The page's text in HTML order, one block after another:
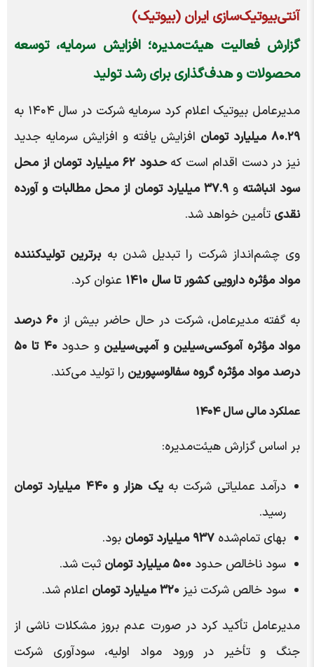
آنتی‌بیوتیک‌سازی ایران (بیوتیک)
گزارش فعالیت هیئت‌مدیره؛ افزایش سرمایه، توسعه
محصولات و هدف‌گذاری برای رشد تولید
مدیرعامل بیوتیک اعلام کرد سرمایه شرکت در سال ۱۴۰۴ به
۸۰.۲۹ میلیارد تومان
افزایش یافته و افزایش سرمایه جدید
نیز در دست اقدام است که
حدود ۶۲ میلیارد تومان از محل
سود انباشته و
۳۷.۹ میلیارد تومان از محل مطالبات و آورده
نقدی تأمین خواهد شد.
وی چشم‌انداز شرکت را تبدیل شدن بهبرترین تولیدکننده
مواد مؤثره دارویی کشور تا سال ۱۴۱۰
عنوان کرد.
به گفته مدیرعامل، شرکت در حال حاضر بیش از
۶۰ درصد
مواد مؤثره آموکسی‌سیلین و آمپی‌سیلین و حدود
۴۰ تا ۵۰
درصد مواد مؤثره گروه سفالوسپورین را تولید می‌کند.
عملکرد مالی سال ۱۴۰۴
بر اساس گزارش هیئت‌مدیره:
درآمد عملیاتی شرکت بهیک هزار و ۴۴۰ میلیارد تومان
رسید.
بهای تمام‌شده ۹۳۷ میلیارد تومان
بود.
سود ناخالص حدود ۵۰۰ میلیارد تومان
ثبت شد.
سود خالص شرکت نیز۳۲۰ میلیارد تومان
اعلام شد.
مدیرعامل تأکید کرد در صورت عدم بروز مشکلات ناشی از
جنگ و تأخیر در ورود مواد اولیه، سودآوری شرکت